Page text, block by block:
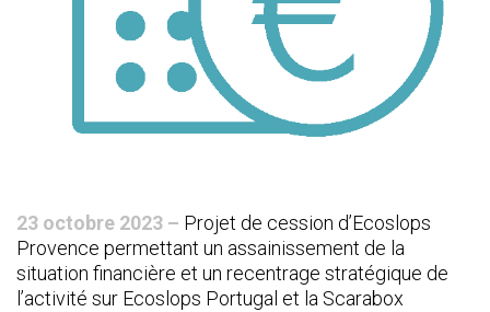
23 octobre 2023 – Projet de cession d’Ecoslops
Provence permettant un assainissement de la
situation financière et un recentrage stratégique de
l’activité sur Ecoslops Portugal et la Scarabox